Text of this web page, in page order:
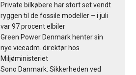
Private bilkøbere har stort set vendt
ryggen til de fossile modeller – i juli
var 97 procent elbiler
Green Power Denmark henter sin
nye viceadm. direktør hos
Miljøministeriet
Sono Danmark: Sikkerheden ved